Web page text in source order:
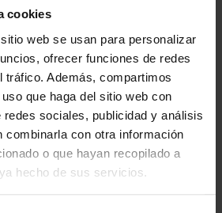
cookies
web se usan para personalizar
ofrecer funciones de redes
tráfico. Además, compartimos
que haga del sitio web con
sociales, publicidad y análisis
combinarla con otra información
o que hayan recopilado a
hecho de sus servicios.